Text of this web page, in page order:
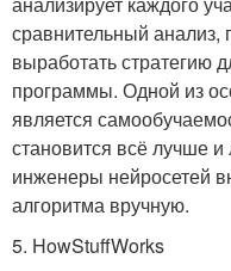
сравнительный анализ,
выработать стратегию
программы. Одной из
является
становится всё лучше
инженеры нейросетей
алгоритма вручную.
5. HowStuffWorks